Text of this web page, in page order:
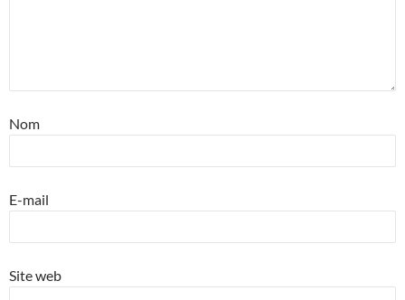
Nom
E-mail
Site web